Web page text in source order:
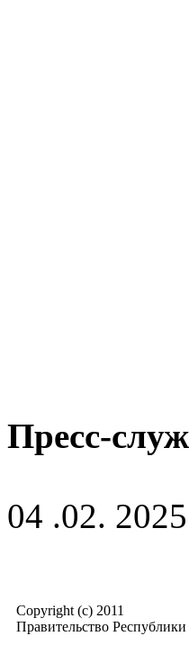
Пресс-
04 .02.
Copyright (c) 2011
Правительство